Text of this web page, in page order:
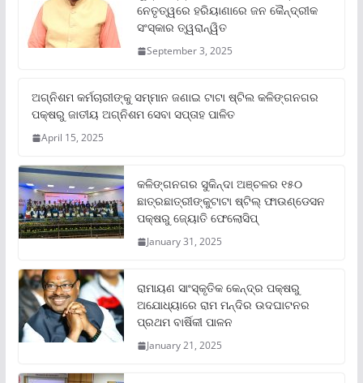
ନେତୃତ୍ୱରେ ହରିୟାଣାରେ ଜନ କୈନ୍ଦ୍ରୀକ
ସଂସ୍କାର ତ୍ୱରାନ୍ୱିତ
September 3, 2025
ଅଗ୍ନିଶମ କର୍ମଚାରୀଙ୍କୁ ସମ୍ମାନ ଜଣାଇ ଟାଟା ଷ୍ଟିଲ କଳିଙ୍ଗନଗର
ପକ୍ଷରୁ ଜାତୀୟ ଅଗ୍ନିଶମ ସେବା ସପ୍ତାହ ପାଳିତ
April 15, 2025
କଳିଙ୍ଗନଗର ସୁକିନ୍ଦା ଅଞ୍ଚଳର ୧୫୦
ଛାତ୍ରଛାତ୍ରୀଙ୍କୁଟାଟା ଷ୍ଟିଲ୍ ଫାଉଣ୍ଡେସନ
ପକ୍ଷରୁ ଜ୍ୟୋତି ଫେଲୋସିପ୍‌
January 31, 2025
ରାମାୟଣ ସାଂସ୍କୃତିକ କେନ୍ଦ୍ର ପକ୍ଷରୁ
ଅଯୋଧ୍ୟାରେ ରାମ ମନ୍ଦିର ଉଦଘାଟନର
ପ୍ରଥମ ବାର୍ଷିକୀ ପାଳନ
January 21, 2025